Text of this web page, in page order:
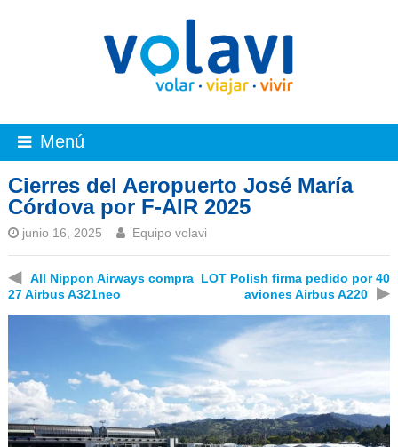
Menú
Cierres del Aeropuerto José María
Córdova por F-AIR 2025
junio 16, 2025 Equipo volavi
◀
All Nippon Airways compra
27 Airbus A321neo
LOT Polish firma pedido por 40
aviones Airbus A220
▶